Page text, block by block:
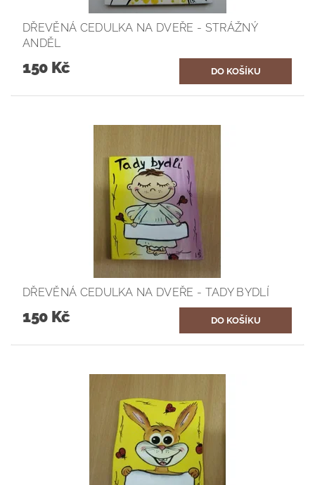
DŘEVĚNÁ CEDULKA NA DVEŘE - STRÁŽNÝ
ANDĚL
150 Kč
DŘEVĚNÁ CEDULKA NA DVEŘE - TADY BYDLÍ
150 Kč